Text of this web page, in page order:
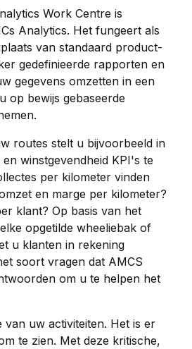
Work Centre is
Analytics. Het fungeert als
van standaard product-
gedefinieerde rapporten en
gegevens omzetten in een
op bewijs gebaseerde
routes stelt u bijvoorbeeld in
winstgevendheid KPI's te
per kilometer vinden
en marge per kilometer?
klant? Op basis van het
opgetilde wheeliebak of
u klanten in rekening
soort vragen dat AMCS
om u te helpen het
van uw activiteiten. Het is er
te zien. Met deze kritische,